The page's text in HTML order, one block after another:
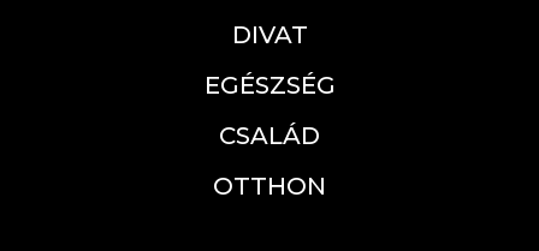
DIVAT
EGÉSZSÉG
CSALÁD
OTTHON